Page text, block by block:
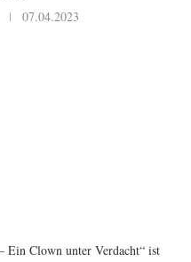
07.04.2023
Ein Clown unter Verdacht“ ist